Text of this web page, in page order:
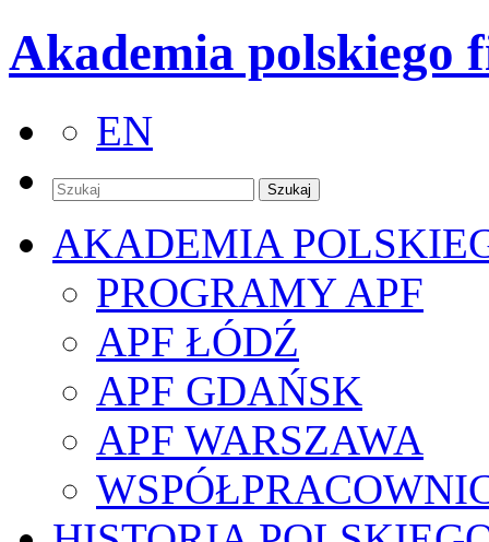
Akademia polskiego
EN
AKADEMIA
PROGRAMY APF
APF ŁÓDŹ
APF GDAŃSK
APF WARSZAWA